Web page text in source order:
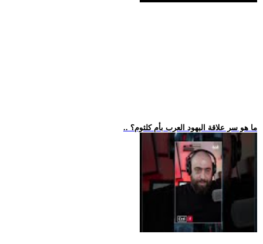
.. ما هو سر علاقة اليهود العرب بأم كلثوم؟